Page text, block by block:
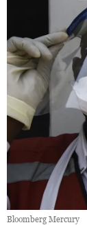
Bloomberg Mercury